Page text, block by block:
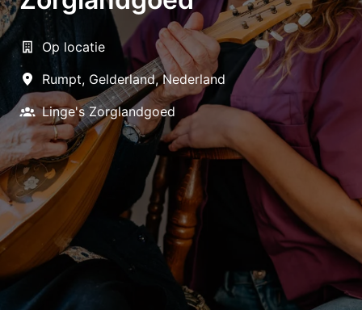
Op locatie
Rumpt, Gelderland, Nederland
Linge's Zorglandgoed